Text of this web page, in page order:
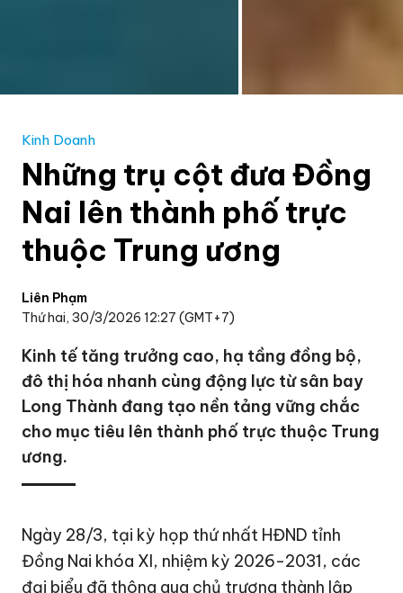
Kinh Doanh
Những trụ cột đưa Đồng
Nai lên thành phố trực
thuộc Trung ương
Liên Phạm
Thứ hai, 30/3/2026 12:27 (GMT+7)
Kinh tế tăng trưởng cao, hạ tầng đồng bộ,
đô thị hóa nhanh cùng động lực từ sân bay
Long Thành đang tạo nền tảng vững chắc
cho mục tiêu lên thành phố trực thuộc Trung
ương.
Ngày 28/3, tại kỳ họp thứ nhất HĐND tỉnh
Đồng Nai khóa XI, nhiệm kỳ 2026-2031, các
đại biểu đã thông qua chủ trương thành lập